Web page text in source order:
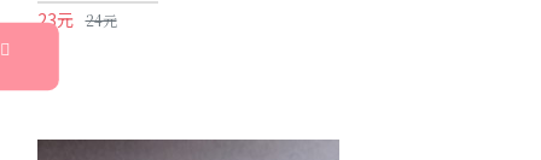
23元 24元